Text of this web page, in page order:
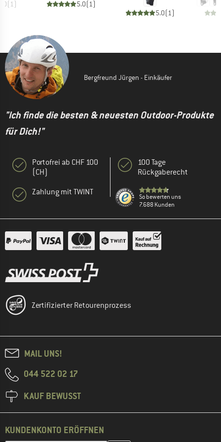
(1) 5.0(1)
5.0(1)
Bergfreund Jürgen - Einkäufer
"Ich finde die besten & neuesten Outdoor-Produkte
für Dich!"
Portofrei ab CHF 100
(CH)
Zahlung mit TWINT
100 Tage
Rückgaberecht
So bewerten uns
7.688 Kunden
Zertifizierter Retourenprozess
MAIL UNS!
044 522 02 17
KAUF BEWUSST
KUNDENKONTO ERÖFFNEN